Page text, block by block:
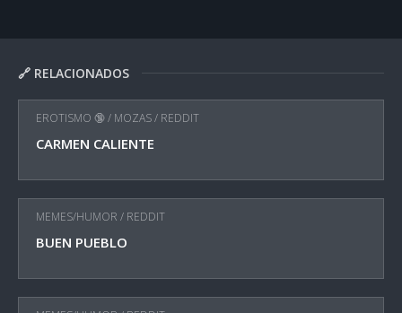
🔗 RELACIONADOS
EROTISMO 🔞/ MOZAS/ REDDIT
CARMEN CALIENTE
MEMES/HUMOR / REDDIT
BUEN PUEBLO